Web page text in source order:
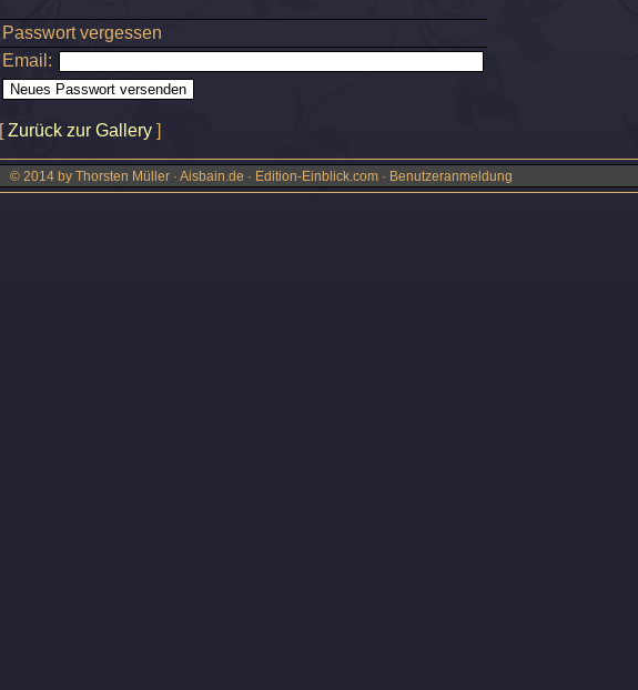
Passwort vergessen
Email:
[Zurück zur Gallery ]
© 2014 by Thorsten Müller · Aisbain.de · Edition-Einblick.com · Benutzeranmeldung